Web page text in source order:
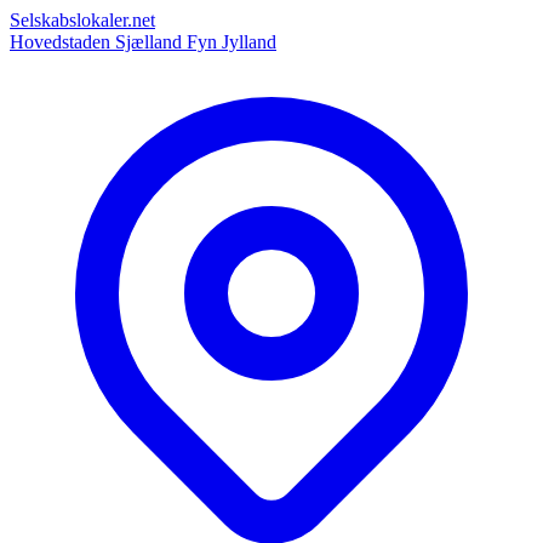
Selskabslokaler.net
Hovedstaden Sjælland Fyn Jylland